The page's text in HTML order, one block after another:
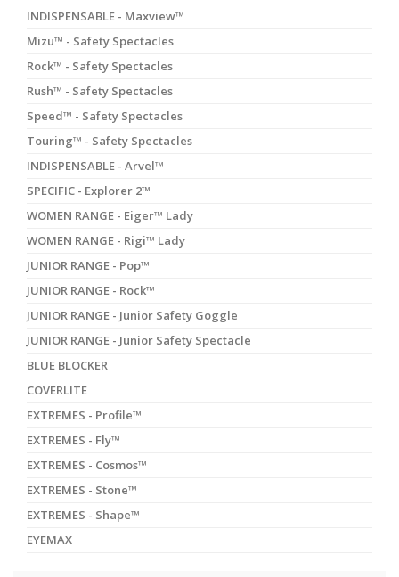
INDISPENSABLE - Maxview™
Mizu™ - Safety Spectacles
Rock™ - Safety Spectacles
Rush™ - Safety Spectacles
Speed™ - Safety Spectacles
Touring™ - Safety Spectacles
INDISPENSABLE - Arvel™
SPECIFIC - Explorer 2™
WOMEN RANGE - Eiger™ Lady
WOMEN RANGE - Rigi™ Lady
JUNIOR RANGE - Pop™
JUNIOR RANGE - Rock™
JUNIOR RANGE - Junior Safety Goggle
JUNIOR RANGE - Junior Safety Spectacle
BLUE BLOCKER
COVERLITE
EXTREMES - Profile™
EXTREMES - Fly™
EXTREMES - Cosmos™
EXTREMES - Stone™
EXTREMES - Shape™
EYEMAX